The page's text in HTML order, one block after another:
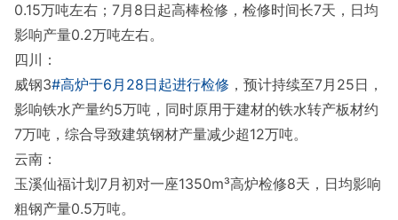
0.15万吨左右；7月8日起高棒检修，检修时间长7天，日均
影响产量0.2万吨左右。
四川：
威钢3#高炉于6月28日起进行检修 ，预计持续至7月25日，
影响铁水产量约5万吨，同时原用于建材的铁水转产板材约
7万吨，综合导致建筑钢材产量减少超12万吨。
云南：
玉溪仙福计划7月初对一座1350m³高炉检修8天，日均影响
粗钢产量0.5万吨。